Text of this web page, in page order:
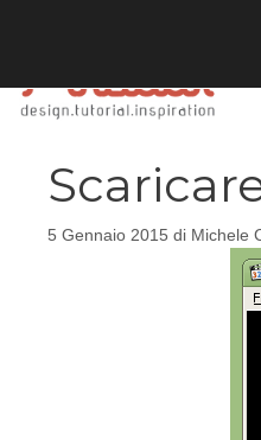
5 Gennaio 2015 di Michele